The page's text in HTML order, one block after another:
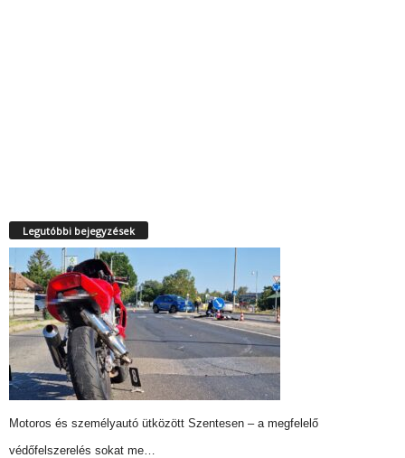
Legutóbbi bejegyzések
Motoros és személyautó ütközött Szentesen – a megfelelő
védőfelszerelés sokat me…